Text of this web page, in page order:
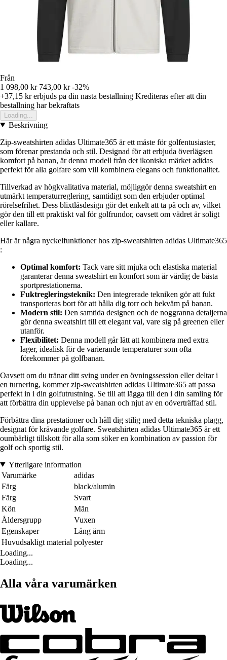
Från
1 098,00 kr 743,00 kr -32%
+37,15 krerbjuds pa din nasta bestallning Krediteras efter att din
bestallning har bekraftats
Loading...
Beskrivning
Zip-sweatshirten adidas Ultimate365 är ett måste för golfentusiaster,
som förenar prestanda och stil. Designad för att erbjuda överlägsen
komfort på banan, är denna modell från det ikoniska märket adidas
perfekt för alla golfare som vill kombinera elegans och funktionalitet.
Tillverkad av högkvalitativa material, möjliggör denna sweatshirt en
utmärkt temperaturreglering, samtidigt som den erbjuder optimal
rörelsefrihet. Dess blixtlåsdesign gör det enkelt att ta på och av, vilket
gör den till ett praktiskt val för golfrundor, oavsett om vädret är soligt
eller kallare.
Här är några nyckelfunktioner hos zip-sweatshirten adidas Ultimate365
:
Optimal komfort: Tack vare sitt mjuka och elastiska material
garanterar denna sweatshirt en komfort som är värdig de bästa
sportprestationerna.
Fuktregleringsteknik: Den integrerade tekniken gör att fukt
transporteras bort för att hålla dig torr och bekväm på banan.
Modern stil: Den samtida designen och de noggranna detaljerna
gör denna sweatshirt till ett elegant val, vare sig på greenen eller
utanför.
Flexibilitet: Denna modell går lätt att kombinera med extra
lager, idealisk för de varierande temperaturer som ofta
förekommer på golfbanan.
Oavsett om du tränar ditt sving under en övningssession eller deltar i
en turnering, kommer zip-sweatshirten adidas Ultimate365 att passa
perfekt in i din golfutrustning. Se till att lägga till den i din samling för
att förbättra din upplevelse på banan och njut av en oöverträffad stil.
Förbättra dina prestationer och håll dig stilig med detta tekniska plagg,
designat för krävande golfare. Sweatshirten adidas Ultimate365 är ett
oumbärligt tillskott för alla som söker en kombination av passion för
golf och sportig stil.
Ytterligare information
Varumärke
adidas
Färg
black/alumin
Färg
Svart
Kön
Män
Åldersgrupp
Vuxen
Egenskaper
Lång ärm
Huvudsakligt material polyester
Loading...
Loading...
Alla våra varumärken